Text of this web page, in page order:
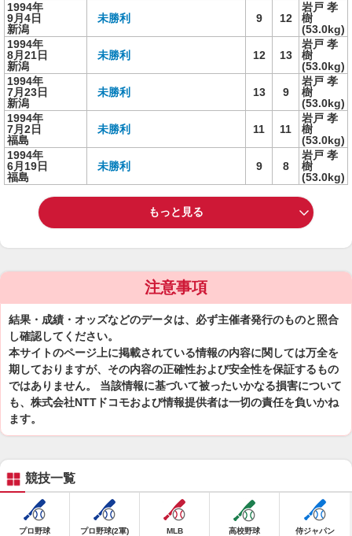
1994年
9月4日
新潟
未勝利 9 12
岩戸 孝
樹
(53.0kg)
1994年
8月21日
新潟
未勝利 12 13
岩戸 孝
樹
(53.0kg)
1994年
7月23日
新潟
未勝利 13 9
岩戸 孝
樹
(53.0kg)
1994年
7月2日
福島
未勝利 11 11
岩戸 孝
樹
(53.0kg)
1994年
6月19日
福島
未勝利 9 8
岩戸 孝
樹
(53.0kg)
もっと見る
注意事項
結果・成績・オッズなどのデータは、必ず主催者発行のものと照合
し確認してください。
本サイトのページ上に掲載されている情報の内容に関しては万全を
期しておりますが、その内容の正確性および安全性を保証するもの
ではありません。 当該情報に基づいて被ったいかなる損害について
も、株式会社NTTドコモおよび情報提供者は一切の責任を負いかね
ます。
競技一覧
プロ野球 プロ野球(2軍) MLB 高校野球 侍ジャパン